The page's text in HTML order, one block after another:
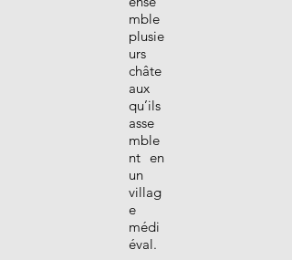
mble
plusie
urs
châte
aux
qu’ils
asse
mble
nt en
un
villag
e
médi
éval.